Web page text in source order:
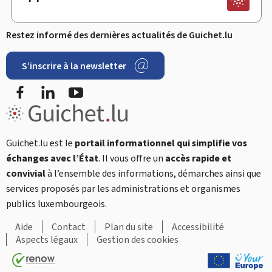
Restez informé des dernières actualités de Guichet.lu
S’inscrire à la newsletter
FacebookLinkedIn
Guichet.lu est le portail informationnel qui simplifie vos
échanges avec l’État. Il vous offre un accès rapide et
convivialà l’ensemble des informations, démarches ainsi que
services proposés par les administrations et organismes
publics luxembourgeois.
Aide
Contact Plan du site
Accessibilité
Aspects légaux
Gestion des cookies